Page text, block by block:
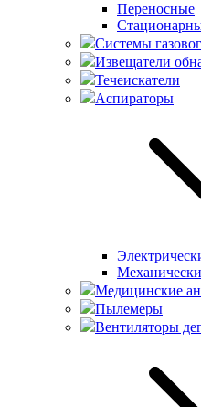
Переносные
Системы
Извещатели
Течеискатели
Аспираторы
Медицинские
Пылемеры
Вентиляторы